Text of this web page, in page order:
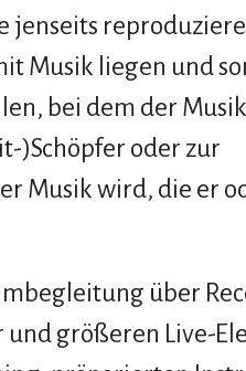
jenseits
Musik liegen und
bei dem der
)Schöpfer oder zur
Musik wird, die er
über
und größeren Live-